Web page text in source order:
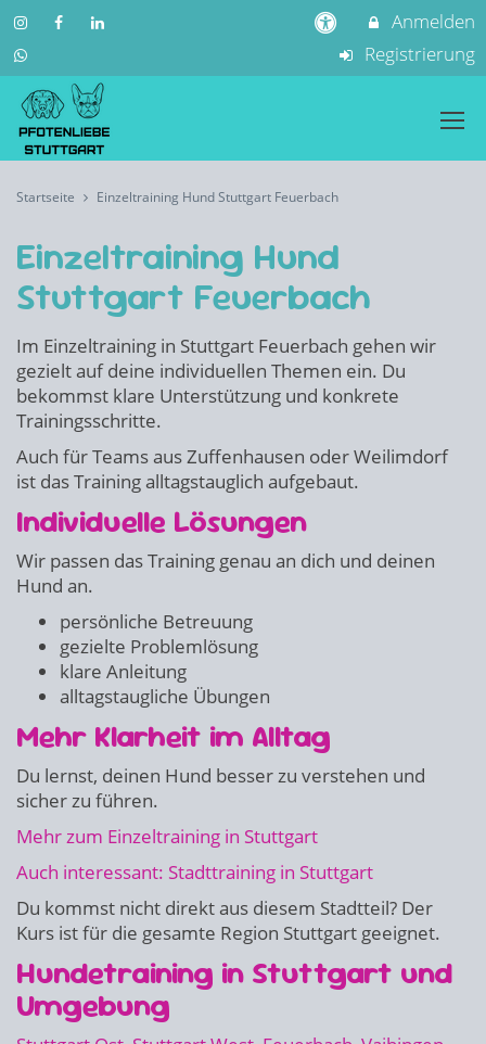
Anmelden
Registrierung
Startseite Einzeltraining Hund Stuttgart Feuerbach
Einzeltraining Hund
Stuttgart Feuerbach
Im Einzeltraining in Stuttgart Feuerbach gehen wir
gezielt auf deine individuellen Themen ein. Du
bekommst klare Unterstützung und konkrete
Trainingsschritte.
Auch für Teams aus Zuffenhausen oder Weilimdorf
ist das Training alltagstauglich aufgebaut.
Individuelle Lösungen
Wir passen das Training genau an dich und deinen
Hund an.
persönliche Betreuung
gezielte Problemlösung
klare Anleitung
alltagstaugliche Übungen
Mehr Klarheit im Alltag
Du lernst, deinen Hund besser zu verstehen und
sicher zu führen.
Mehr zum Einzeltraining in Stuttgart
Auch interessant: Stadttraining in Stuttgart
Du kommst nicht direkt aus diesem Stadtteil? Der
Kurs ist für die gesamte Region Stuttgart geeignet.
Hundetraining in Stuttgart und
Umgebung